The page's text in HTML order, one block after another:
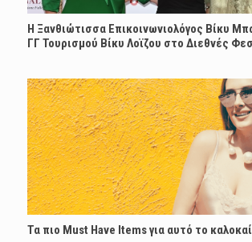
Η Ξανθιώτισσα Επικοινωνιολόγος Βίκυ
ΓΓ Τουρισμού Βίκυ Λοϊζου στο Διεθνές
Τα πιο Must Have Items για αυτό το